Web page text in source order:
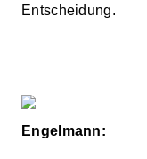
Entscheidung.
Engelmann: